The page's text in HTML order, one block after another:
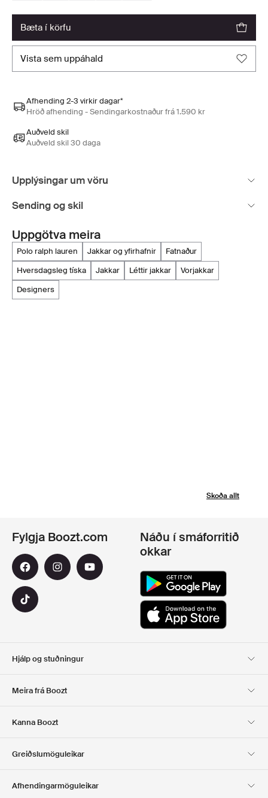
bæta í körfu
vista sem uppáhald
Afhending 2-3 virkir dagar*
Hröð afhending - Sendingarkostnaður frá 1.590 kr
Auðveld skil
Auðveld skil 30 daga
Upplýsingar um vöru
Sending og skil
Uppgötva meira
polo ralph lauren jakkar og yfirhafnir
fatnaður
hversdagsleg tíska
jakkar léttir jakkar
vorjakkar
designers
Skoða allt
Hjálp og stuðningur
Meira frá Boozt
Club Boozt
Kanna Boozt
Fylgja Boozt.com
Náðu í smáforritið
okkar
Greiðslumöguleikar
Afhendingarmöguleikar